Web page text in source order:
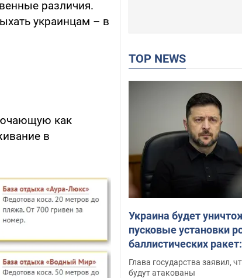
различия.
украинцам – в
как
в
TOP NEWS
Украина будет
пусковые установки
баллистических
провел заседание
Глава государства заявил,
будут атакованы